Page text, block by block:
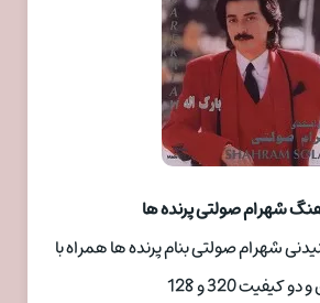
شهرام صولتی پرنده ها
شهرام صولتی بنام پرنده ها همراه با
کیفیت 320 و 128